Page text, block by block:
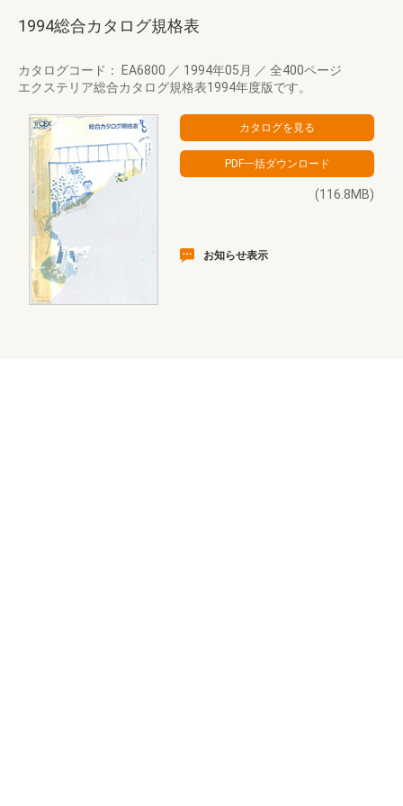
1994総合カタログ規格表
カタログコード： EA6800 ／ 1994年05月 ／ 全400ページ
エクステリア総合カタログ規格表1994年度版です。
(116.8MB)
お知らせ表示